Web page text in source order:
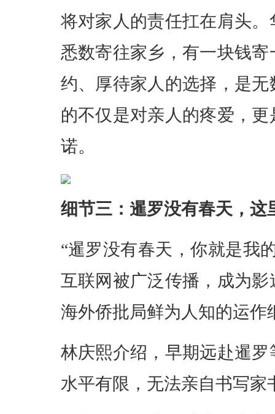
将对家人的责任扛在肩头
悉数寄往家乡，有一块钱
约、厚待家人的选择，是
的不仅是对亲人的疼爱，
诺。
细节三：暹罗没有春天，这
“暹罗没有春天，你就是我
互联网被广泛传播，成为
海外侨批局鲜为人知的运作
林庆熙介绍，早期远赴暹
水平有限，无法亲自书写家